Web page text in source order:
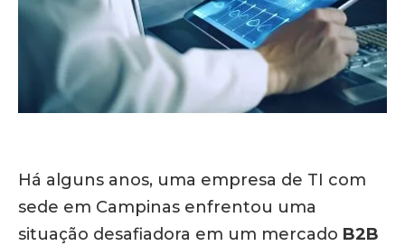
Há alguns anos, uma empresa de TI com
sede em Campinas enfrentou uma
situação desafiadora em um mercado B2B